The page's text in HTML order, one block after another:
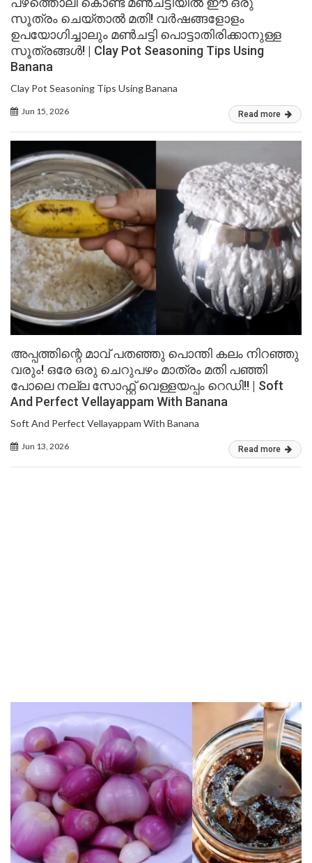
സൂത്രം ചെയ്താൽ മതി! വർഷങ്ങളോളം
ഉപയോഗിച്ചാലും മൺചട്ടി പൊട്ടാതിരിക്കാനുള്ള
സൂത്രങ്ങൾ! | Clay Pot Seasoning Tips Using
Banana
Clay Pot Seasoning Tips Using Banana
Jun 15, 2026 Read more
അപ്പത്തിന്റെ മാവ് പതഞ്ഞു പൊന്തി കലം നിറഞ്ഞു
വരും! ഒരേ ഒരു ചെറുപഴം മാത്രം മതി പഞ്ഞി
പോലെ നല്ല സോഫ്റ്റ് വെള്ളയപ്പം റെഡി!! | Soft
And Perfect Vellayappam With Banana
Soft And Perfect Vellayappam With Banana
Jun 13, 2026 Read more